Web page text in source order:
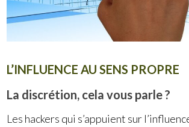
L’INFLUENCE AU SENS PROPRE
La discrétion, cela vous parle ?
Les hackers qui s’appuient sur